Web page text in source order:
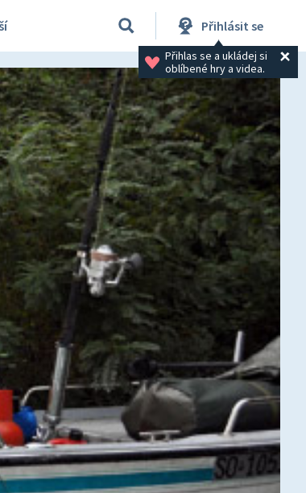
Přihlásit se
Přihlas se a ukládej si
oblíbené hry a videa.